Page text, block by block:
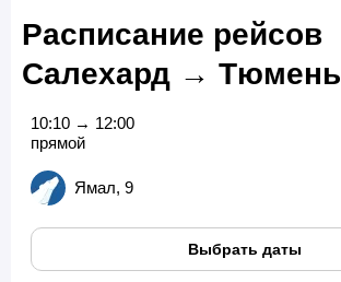
Расписание рейсов
Салехард → Тюмень
10:10 → 12:00
прямой
Ямал, 9
Выбрать даты